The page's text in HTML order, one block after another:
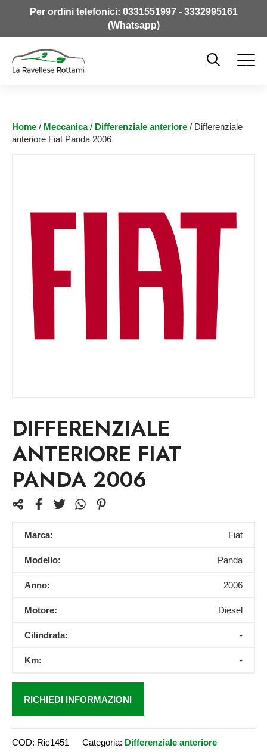
Per ordini telefonici: 0331551997- 3332995161
(Whatsapp)
Home / Meccanica/ Differenziale anteriore / Differenziale
anteriore Fiat Panda 2006
DIFFERENZIALE
ANTERIORE FIAT
PANDA 2006
Marca: Fiat
Modello: Panda
Anno: 2006
Motore: Diesel
Cilindrata: -
Km: -
RICHIEDI INFORMAZIONI
COD: Ric1451 Categoria: Differenziale anteriore